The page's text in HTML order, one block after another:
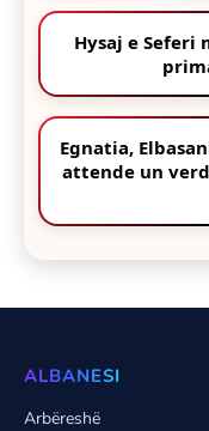
Hysaj e
Egnatia,
attende un
ALBANESI
Arbëreshë